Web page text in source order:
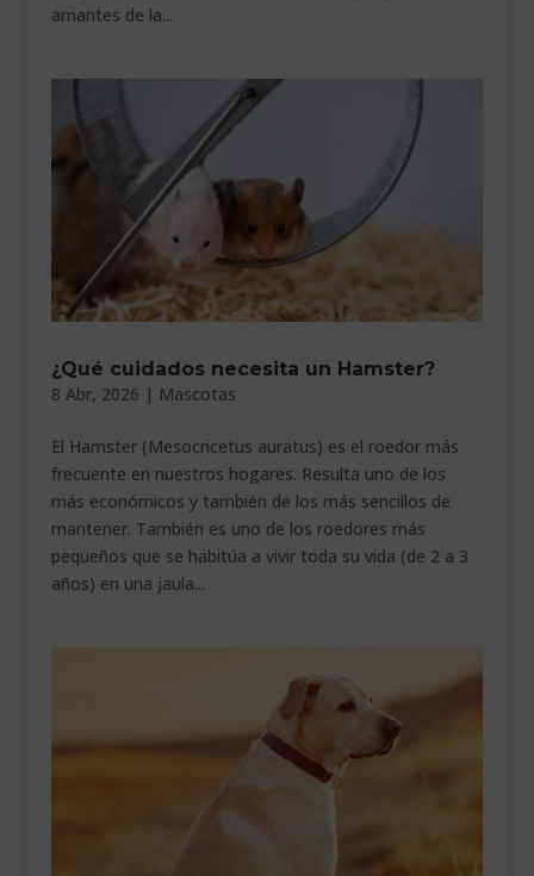
amantes de la...
¿Qué cuidados necesita un Hamster?
8 Abr, 2026 | Mascotas
El Hamster (Mesocricetus auratus) es el roedor más
frecuente en nuestros hogares. Resulta uno de los
más económicos y también de los más sencillos de
mantener. También es uno de los roedores más
pequeños que se habitúa a vivir toda su vida (de 2 a 3
años) en una jaula...